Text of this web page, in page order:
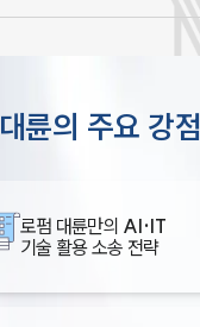
대륜의 주요 강점
로펌 대륜만의 AI·IT
기술 활용 소송 전략